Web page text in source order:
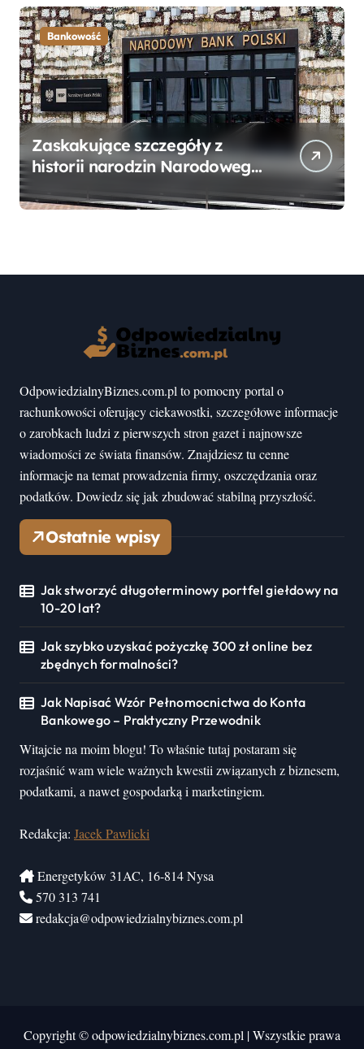
Bankowość
Zaskakujące szczegóły z
historii narodzin Narodowego
mogłeś nie wiedzieć
OdpowiedzialnyBiznes.com.pl to pomocny portal o
rachunkowości oferujący ciekawostki, szczegółowe informacje
o zarobkach ludzi z pierwszych stron gazet i najnowsze
wiadomości ze świata finansów. Znajdziesz tu cenne
informacje na temat prowadzenia firmy, oszczędzania oraz
podatków. Dowiedz się jak zbudować stabilną przyszłość.
Ostatnie wpisy
Jak stworzyć długoterminowy portfel giełdowy na
10-20 lat?
Jak szybko uzyskać pożyczkę 300 zł online bez
zbędnych formalności?
Jak Napisać Wzór Pełnomocnictwa do Konta
Bankowego – Praktyczny Przewodnik
Witajcie na moim blogu! To właśnie tutaj postaram się
rozjaśnić wam wiele ważnych kwestii związanych z biznesem,
podatkami, a nawet gospodarką i marketingiem.
Redakcja: Jacek Pawlicki
Energetyków 31AC, 16-814 Nysa
570 313 741
redakcja@odpowiedzialnybiznes.com.pl
Copyright © odpowiedzialnybiznes.com.pl |Wszystkie prawa